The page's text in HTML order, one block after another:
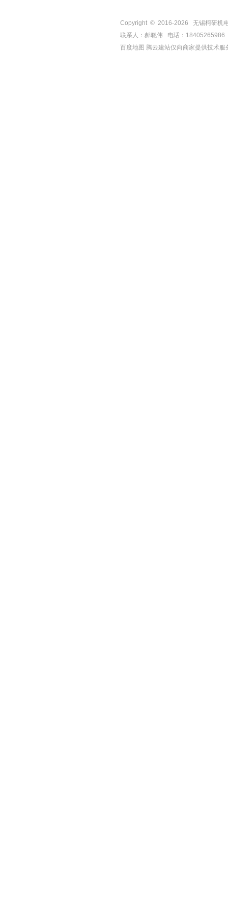
Copyright © 2016-2026
无锡柯研机
联系人：郝晓伟 电话：
百度地图 腾云建站仅向商家提供技术服